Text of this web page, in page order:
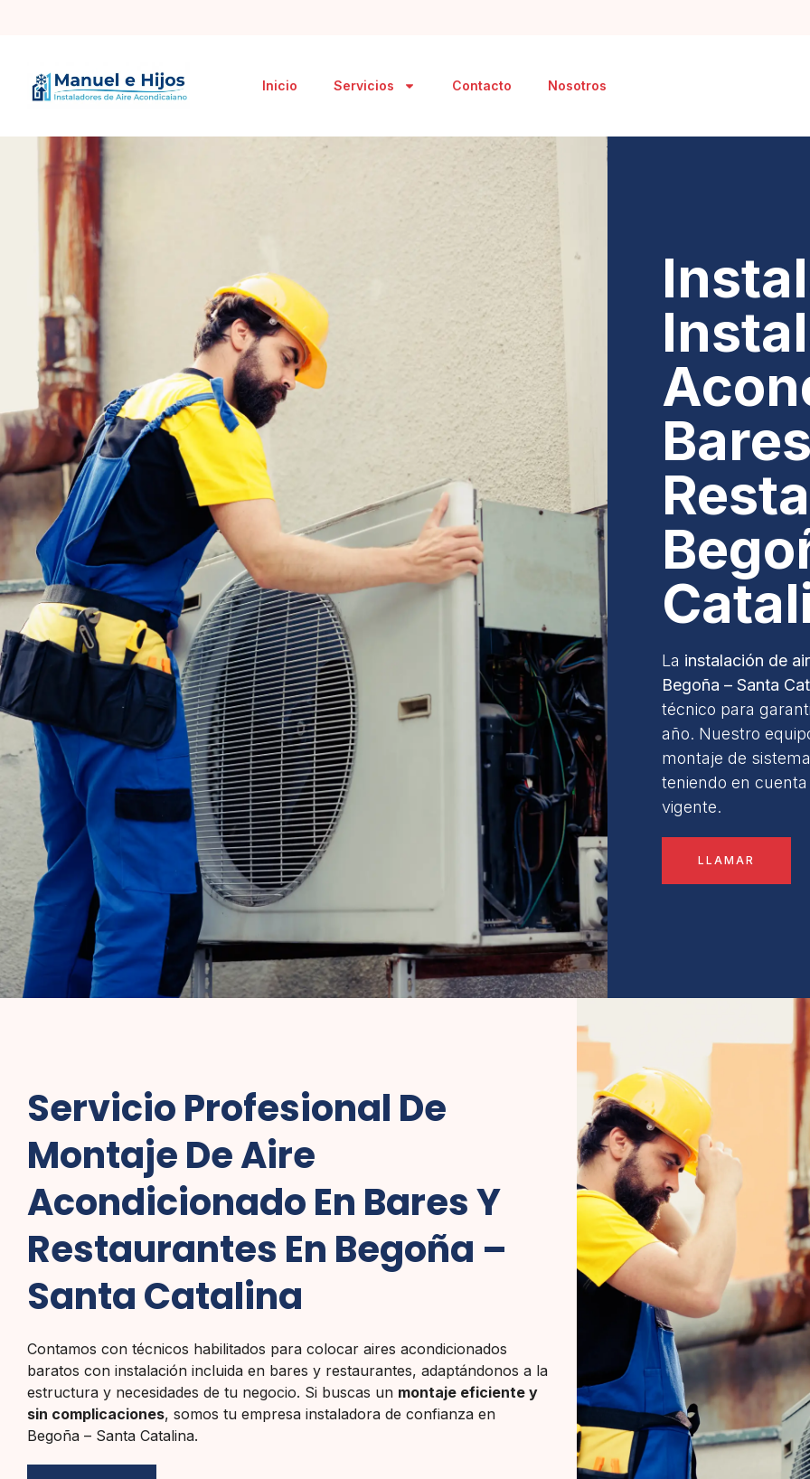
Inicio Servicios Contacto Nosotros
La instalación de
Begoña – Santa
técnico para
año. Nuestro
montaje de
teniendo en
vigente.
LLAMAR
Servicio Profesional De
Montaje De Aire
Acondicionado En Bares Y
Restaurantes En Begoña –
Santa Catalina
Contamos con técnicos habilitados para colocar aires acondicionados
baratos con instalación incluida en bares y restaurantes, adaptándonos a la
estructura y necesidades de tu negocio. Si buscas un montaje eficiente y
sin complicaciones, somos tu empresa instaladora de confianza en
Begoña – Santa Catalina.